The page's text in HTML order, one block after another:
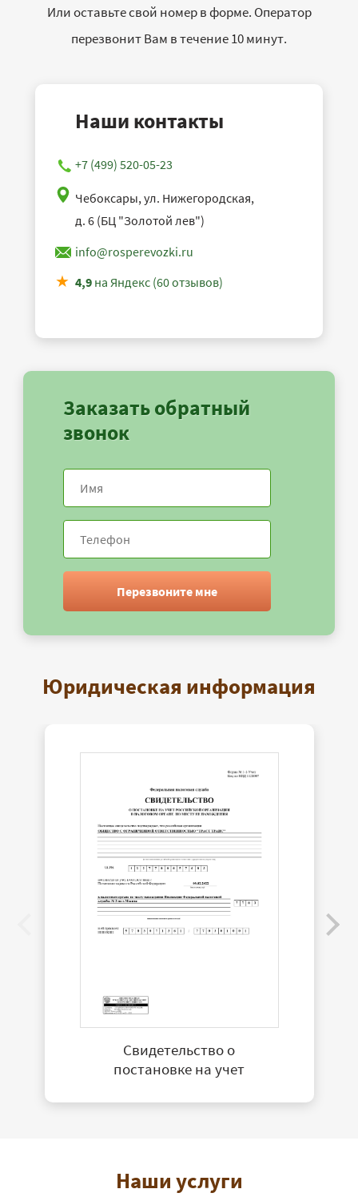
Или оставьте свой номер в форме. Оператор
перезвонит Вам в течение 10 минут.
Наши контакты
+7 (499) 520-05-23
Чебоксары, ул. Нижегородская,
д. 6 (БЦ "Золотой лев")
info@rosperevozki.ru
4,9 на Яндекс (60 отзывов)
Заказать обратный
звонок
Перезвоните мне
Юридическая информация
Свидетельство о
постановке на учет
Наши услуги